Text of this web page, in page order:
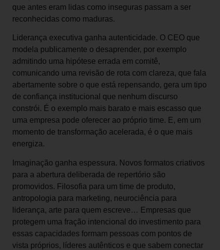
que antes eram lidas como inseguras passam a ser
reconhecidas como maduras.
Liderança executiva ganha autenticidade. O CEO que
modela publicamente o desaprender, por exemplo
admitindo uma hipótese errada em comitê,
comunicando uma revisão de rota com clareza, que fala
abertamente sobre o que está repensando, gera um tipo
de confiança institucional que nenhum discurso
constrói. É o exemplo mais barato e mais escasso que
uma empresa pode oferecer ao próprio time. E, em um
momento de transformação acelerada, é o que mais
energiza.
Imaginação ganha espessura. Novos formatos criativos
para a abertura deliberada de repertório são
promovidos. Filosofia para um time de produto,
antropologia para marketing, neurociência para
liderança, arte para quem escreve… Empresas que
protegem uma fração intencional do investimento para
essas capacidades formam pessoas com pontos de
vista próprios, líderes autênticos e que sabem conectar